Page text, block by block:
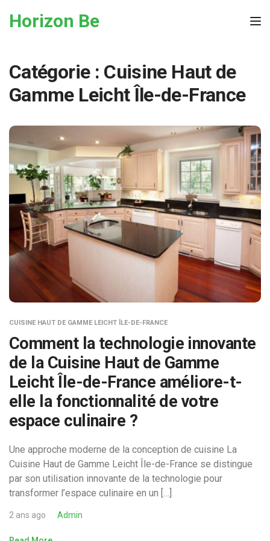
Horizon Be
Catégorie : Cuisine Haut de
Gamme Leicht Île-de-France
CUISINE HAUT DE GAMME LEICHT ÎLE-DE-FRANCE
Comment la technologie innovante
de la Cuisine Haut de Gamme
Leicht Île-de-France améliore-t-
elle la fonctionnalité de votre
espace culinaire ?
Une approche moderne de la conception de cuisine La
Cuisine Haut de Gamme Leicht Île-de-France se distingue
par son utilisation innovante de la technologie pour
transformer l’espace culinaire en un […]
2 ans ago Admin